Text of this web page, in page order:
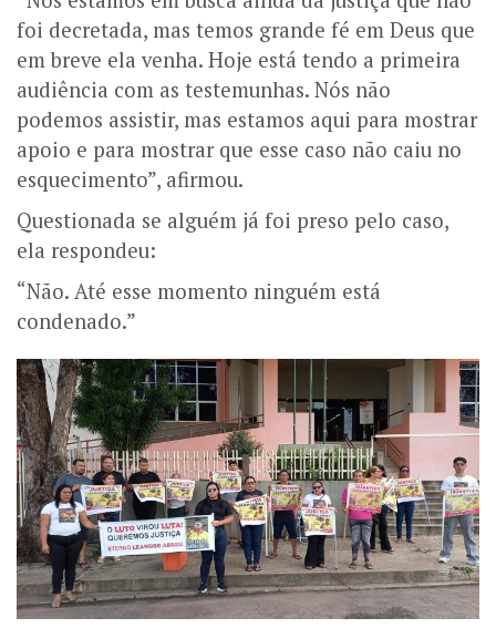
foi decretada, mas temos grande fé em Deus que
em breve ela venha. Hoje está tendo a primeira
audiência com as testemunhas. Nós não
podemos assistir, mas estamos aqui para mostrar
apoio e para mostrar que esse caso não caiu no
esquecimento”, afirmou.
Questionada se alguém já foi preso pelo caso,
ela respondeu:
“Não. Até esse momento ninguém está
condenado.”